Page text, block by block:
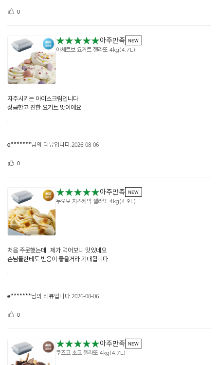
0
★★★★★아주만족
아체르보 요거트 젤라또 4kg(4.7L)
자주시키는 아이스크림입니다
상큼한고 진한 요거트 맛이에요
e*******님의 리뷰입니다.2026-08-06
0
★★★★★아주만족
누오보 치즈케익 젤라또 4kg(4.9L)
처음 주문했는데..제가 먹어보니 맛있네요
손님들한테도 반응이 좋을거라 기대됩니다
e*******님의 리뷰입니다.2026-08-06
0
★★★★★아주만족
쿠즈코 초코 젤라또 4kg(4.7L)